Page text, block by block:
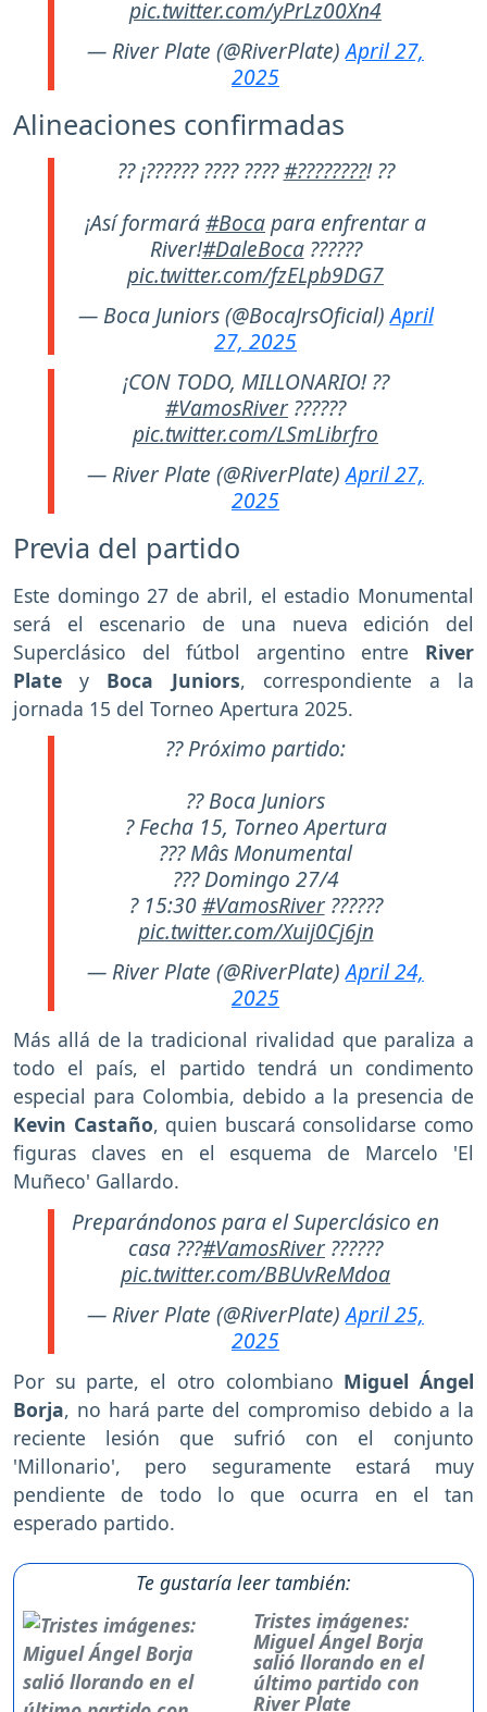
pic.twitter.com/yPrLz00Xn4
— River Plate (@RiverPlate)April 27,
2025
Alineaciones confirmadas
?? ¡?????? ???? ????#????????! ??
¡Así formará#Bocapara enfrentar a
River!#DaleBoca??????
pic.twitter.com/fzELpb9DG7
— Boca Juniors (@BocaJrsOficial)April
27, 2025
¡CON TODO, MILLONARIO! ??
#VamosRiver ??????
pic.twitter.com/LSmLibrfro
— River Plate (@RiverPlate)April 27,
2025
Previa del partido
Este domingo 27 de abril, el estadio Monumental
será el escenario de una nueva edición del
Superclásico del fútbol argentino entre River
Plate y Boca Juniors, correspondiente a la
jornada 15 del Torneo Apertura 2025.
?? Próximo partido:
?? Boca Juniors
? Fecha 15, Torneo Apertura
??? Mâs Monumental
??? Domingo 27/4
? 15:30#VamosRiver??????
pic.twitter.com/Xuij0Cj6jn
— River Plate (@RiverPlate)April 24,
2025
Más allá de la tradicional rivalidad que paraliza a
todo el país, el partido tendrá un condimento
especial para Colombia, debido a la presencia de
Kevin Castaño, quien buscará consolidarse como
figuras claves en el esquema de Marcelo 'El
Muñeco' Gallardo.
Preparándonos para el Superclásico en
casa ???#VamosRiver ??????
pic.twitter.com/BBUvReMdoa
— River Plate (@RiverPlate)April 25,
2025
Por su parte, el otro colombiano Miguel Ángel
Borja, no hará parte del compromiso debido a la
reciente lesión que sufrió con el conjunto
'Millonario', pero seguramente estará muy
pendiente de todo lo que ocurra en el tan
esperado partido.
Te gustaría leer también:
Tristes imágenes:
Miguel Ángel Borja
salió llorando en el
último partido con
River Plate